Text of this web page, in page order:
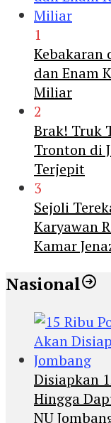
1
Kebakaran
dan Enam
Miliar
2
Brak! Truk
Tronton di
Terjepit
3
Sejoli
Karyawan
Kamar
Nasional
Disiapkan
Hingga
NU